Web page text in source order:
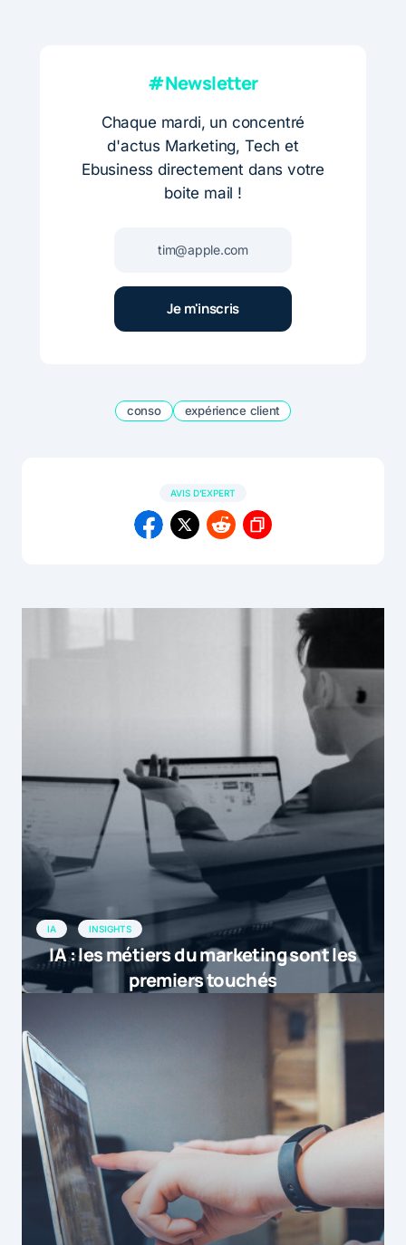
#Newsletter
Chaque mardi, un concentré
d'actus Marketing, Tech et
Ebusiness directement dans votre
boite mail !
conso expérience client
AVIS D'EXPERT
IA INSIGHTS
IA : les métiers du marketing sont les
premiers touchés